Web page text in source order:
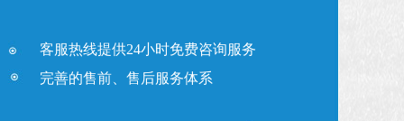
客服热线提供24小时免费咨询服务
完善的售前、售后服务体系